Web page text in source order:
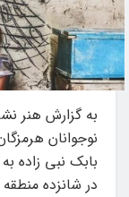
به گزارش هنر
نوجوانان
بابک نبی زاده
در شانزده